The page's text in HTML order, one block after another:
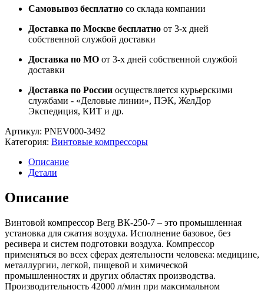
Самовывоз бесплатно со склада компании
Доставка по Москве бесплатно от 3-х дней
собственной службой доставки
Доставка по МО от 3-х дней собственной службой
доставки
Доставка по России осуществляется курьерскими
службами - «Деловые линии», ПЭК, ЖелДор
Экспедиция, КИТ и др.
Артикул: PNEV000-3492
Категория: Винтовые компрессоры
Описание
Детали
Описание
Винтовой компрессор Berg ВК-250-7 – это промышленная
установка для сжатия воздуха. Исполнение базовое, без
ресивера и систем подготовки воздуха. Компрессор
применяться во всех сферах деятельности человека: медицине,
металлургии, легкой, пищевой и химической
промышленностях и других областях производства.
Производительность 42000 л/мин при максимальном